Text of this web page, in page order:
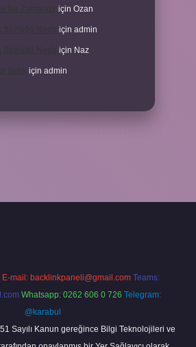
için Ozan
için admin
için Naz
için admin
E-mail: backlinkpaneli@gmail.com Teams:
Whatsapp: 0262 606 0 726 Telegram:
@karabul
Sayılı Kanun gereğince Bilgi Teknolojileri ve